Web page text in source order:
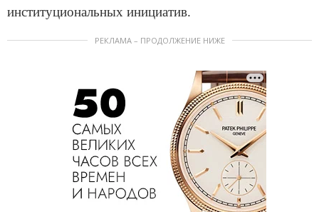
институциональных инициатив.
РЕКЛАМА – ПРОДОЛЖЕНИЕ НИЖЕ